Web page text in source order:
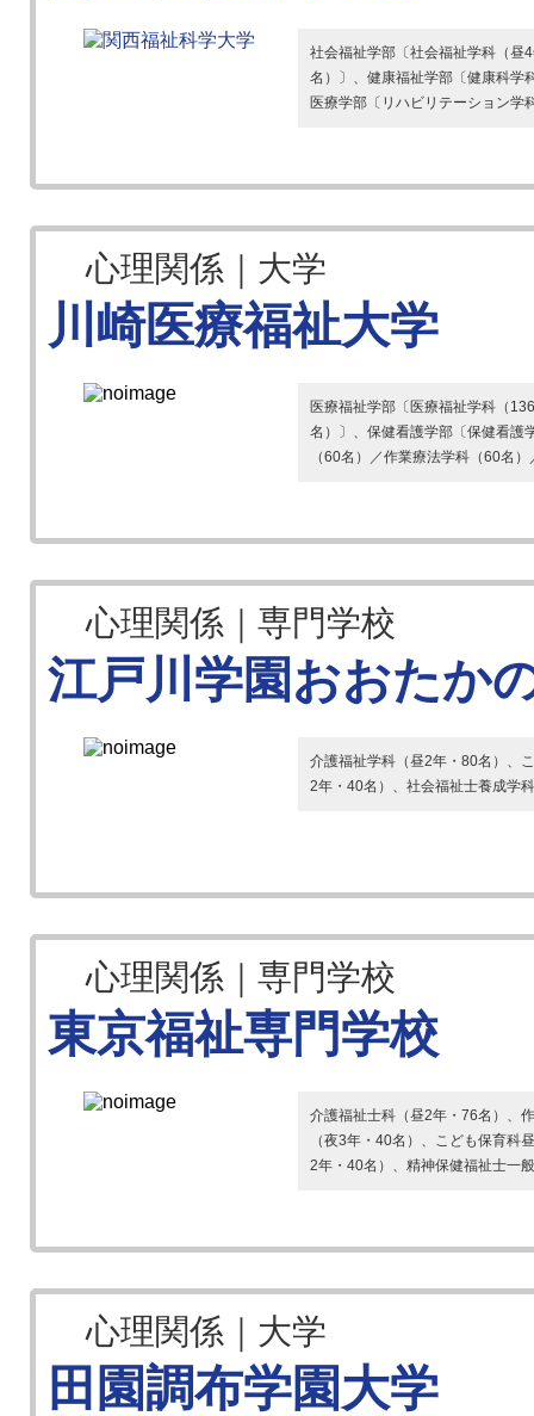
社会福祉学部〔社会福祉学科（昼
名）〕、健康福祉学部〔健康科学
医療学部〔リハビリテーション学
心理関係｜大学
川崎医療福祉大学
医療福祉学部〔医療福祉学科（
名）〕、保健看護学部〔保健看護
（60名）／作業療法学科（60名
心理関係｜専門学校
江戸川学園おおたか
介護福祉学科（昼2年・80名）、
2年・40名）、社会福祉士養成学
心理関係｜専門学校
東京福祉専門学校
介護福祉士科（昼2年・76名）、
（夜3年・40名）、こども保育科
2年・40名）、精神保健福祉士一
心理関係｜大学
田園調布学園大学